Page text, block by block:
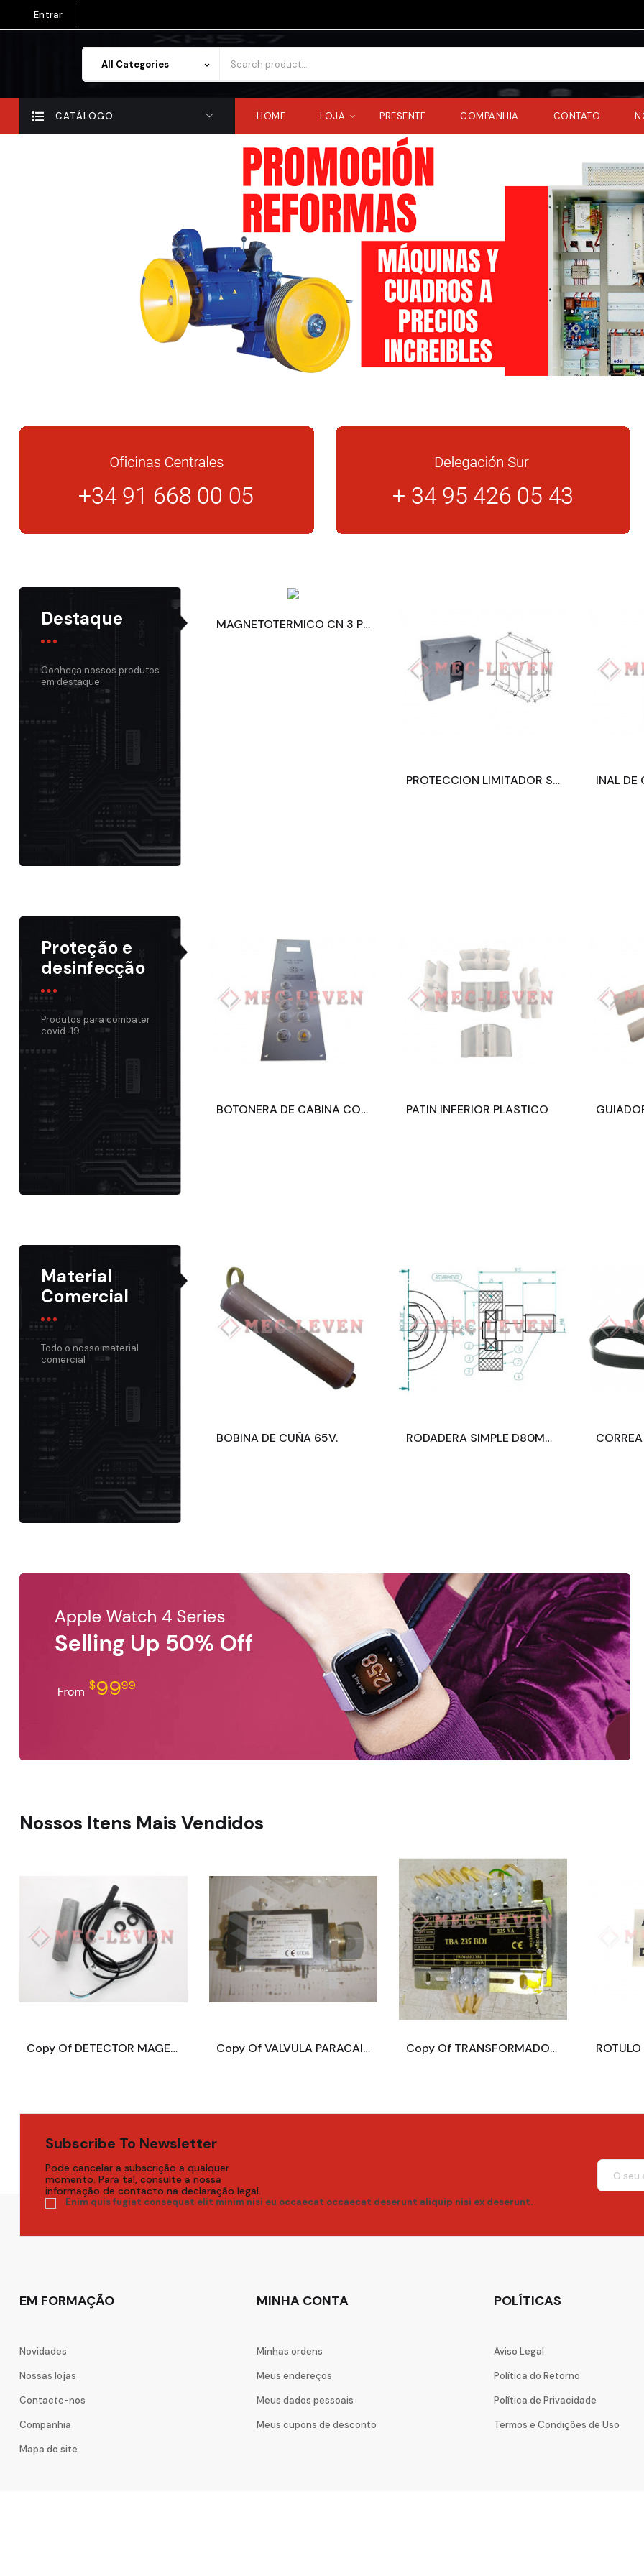
Entrar
All Categories keyboard_arrow_down
CATÁLOGO HOME LOJA PRESENTE COMPANHIA CONTATO
Destaque
Conheça nossos produtos
em destaque
MAGNETOTERMICO CN 3 POLOS + NEUTRO 25A CURVA C 6KA
PROTECCION LIMITADOR STANDARD 200/300
Proteção e
desinfecção
Produtos para combater
covid-19
BOTONERA DE CABINA CON PULSADOR CEHAM 3D REDONDO AZUL 24V 2 PARADAS PATIN INFERIOR PLASTICO
Material
Comercial
Todo o nosso material
comercial
BOBINA DE CUÑA 65V. RODADERA SIMPLE D80MM CON EJE Y RODAMIENTO
Nossos Itens Mais Vendidos
Copy Of VALVULA PARACAIDAS 1"1/4 HASTA 180L/MIN Copy Of TRANSFORMADOR OTIS MONOF 250VA 190-220-380/100-18 ROTULO ALUMINIO ASCENSOR NIVEL DE PLANTA 100x70MM
Subscribe To Newsletter
Pode cancelar a subscrição a qualquer
momento. Para tal, consulte a nossa
informação de contacto na declaração legal.
Enim quis fugiat consequat elit minim nisi eu occaecat occaecat deserunt aliquip nisi ex deserunt.
EM FORMAÇÃO
Novidades
Nossas lojas
Contacte-nos
Companhia
Mapa do site
MINHA CONTA
Minhas ordens
Meus endereços
Meus dados pessoais
Meus cupons de desconto
POLÍTICAS
Aviso Legal
Política do Retorno
Política de Privacidade
Termos e Condições de Uso